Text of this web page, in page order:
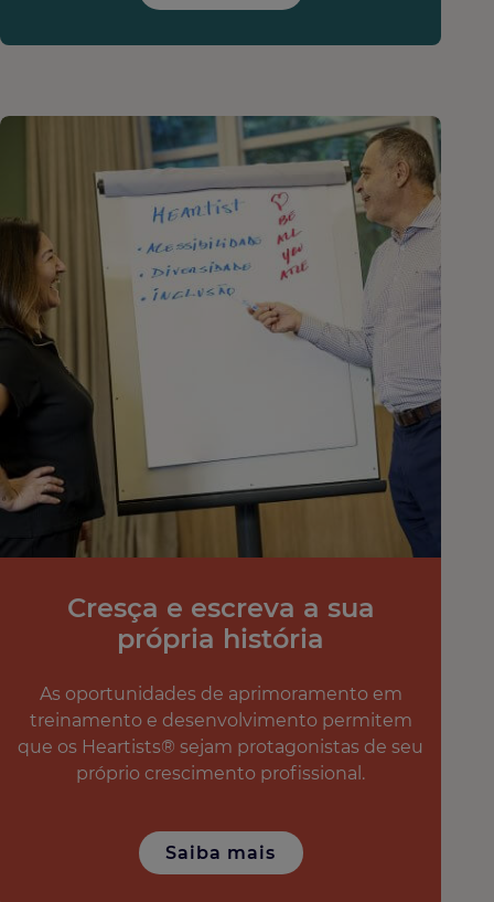
Cresça e escreva a sua
própria história
As oportunidades de aprimoramento em
treinamento e desenvolvimento permitem
que os Heartists® sejam protagonistas de seu
próprio crescimento profissional.
Saiba mais